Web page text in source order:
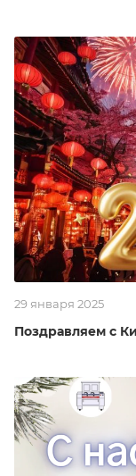
29 января 2025
Поздравляем с